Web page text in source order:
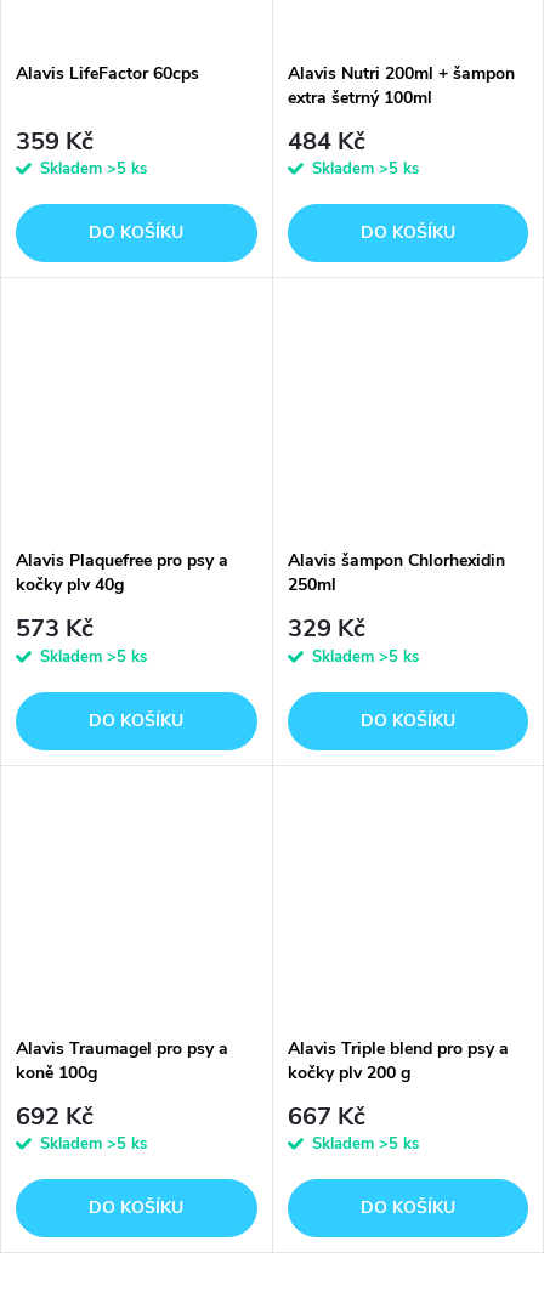
Alavis LifeFactor 60cps
359 Kč
Skladem >5 ks
DO KOŠÍKU
Alavis Nutri 200ml + šampon
extra šetrný 100ml
484 Kč
Skladem >5 ks
DO KOŠÍKU
Alavis Plaquefree pro psy a
kočky plv 40g
573 Kč
Skladem >5 ks
DO KOŠÍKU
Alavis šampon Chlorhexidin
250ml
329 Kč
Skladem >5 ks
DO KOŠÍKU
Alavis Traumagel pro psy a
koně 100g
692 Kč
Skladem >5 ks
DO KOŠÍKU
Alavis Triple blend pro psy a
kočky plv 200 g
667 Kč
Skladem >5 ks
DO KOŠÍKU